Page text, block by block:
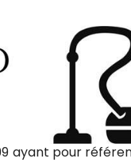
ayant pour